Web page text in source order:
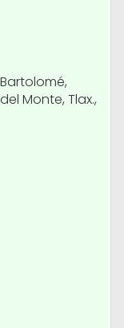
Monte, Tlax.,